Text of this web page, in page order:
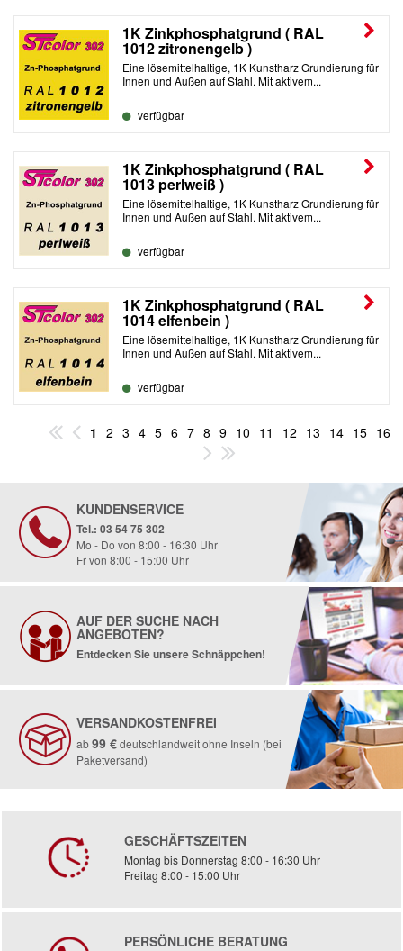
1K Zinkphosphatgrund ( RAL
1012 zitronengelb )
Eine lösemittelhaltige, 1K Kunstharz Grundierung für
Innen und Außen auf Stahl. Mit aktivem...
verfügbar
1K Zinkphosphatgrund ( RAL
1013 perlweiß )
Eine lösemittelhaltige, 1K Kunstharz Grundierung für
Innen und Außen auf Stahl. Mit aktivem...
verfügbar
1K Zinkphosphatgrund ( RAL
1014 elfenbein )
Eine lösemittelhaltige, 1K Kunstharz Grundierung für
Innen und Außen auf Stahl. Mit aktivem...
verfügbar
1 2 3 4 5 6 7 8 9 10 11 12 13 14 15 16
KUNDENSERVICE
Tel.: 03 54 75 302
Mo - Do von 8:00 - 16:30 Uhr
Fr von 8:00 - 15:00 Uhr
AUF DER SUCHE NACH
ANGEBOTEN?
Entdecken Sie unsere Schnäppchen!
VERSANDKOSTENFREI
ab99 €deutschlandweit ohne Inseln (bei
Paketversand)
GESCHÄFTSZEITEN
Montag bis Donnerstag 8:00 - 16:30 Uhr
Freitag 8:00 - 15:00 Uhr
PERSÖNLICHE BERATUNG